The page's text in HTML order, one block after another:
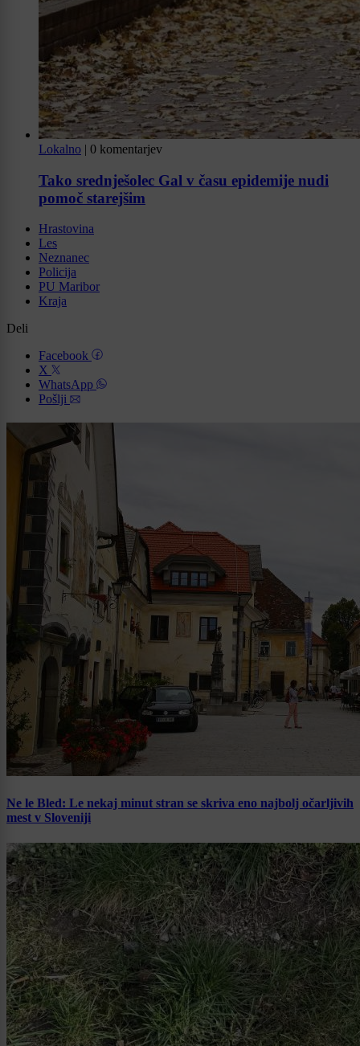
Lokalno | 0 komentarjev
Tako srednješolec Gal v času epidemije nudi
pomoč starejšim
Hrastovina
Les
Neznanec
Policija
PU Maribor
Kraja
Deli
Facebook
X
WhatsApp
Pošlji
Ne le Bled: Le nekaj minut stran se skriva eno najbolj očarljivih
mest v Sloveniji